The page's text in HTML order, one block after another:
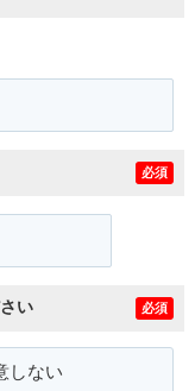
必須
い 必須
しない